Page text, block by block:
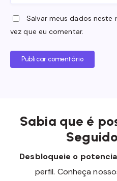
Salvar meus dados neste
vez que eu comentar.
Publicar comentário
Sabia que é
Desbloqueie o
perfil. Conheça